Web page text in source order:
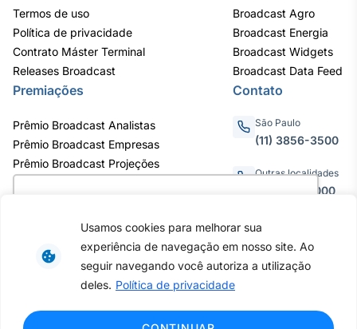
como você interage em nosso site e
personalizar conteúdo. Ao utilizar este site, você
concorda com o uso de cookies.
Saiba mais
Usamos cookies para melhorar sua
experiência de navegação em nosso site. Ao
seguir navegando você autoriza a utilização
deles. Política de privacidade
Termos de uso
Política de privacidade
Contrato Máster Terminal
Releases Broadcast
Broadcast Agro
Broadcast Energia
Broadcast Widgets
Broadcast Data Feed
Premiações
Prêmio Broadcast Analistas
Prêmio Broadcast Empresas
Prêmio Broadcast Projeções
Contato
São Paulo
(11) 3856-3500
Outras localidades
0800.011.3000
Av. Eng. Caetano Álvares, 55 - 3º e
6º andar, Bairro do Limão, São
Paulo / SP, CEP 02598-900 -